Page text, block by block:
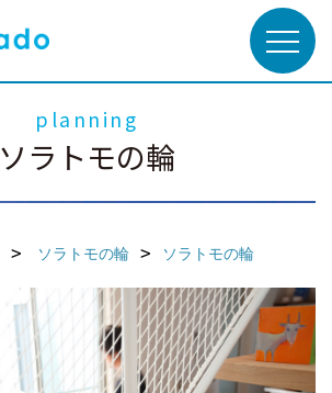
planning
ソラトモの輪
ソラトモの輪 ソラトモの輪